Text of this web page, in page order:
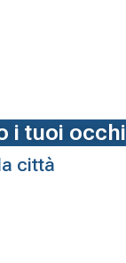
i tuoi occhi
città